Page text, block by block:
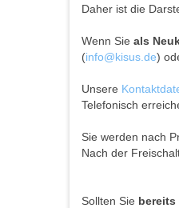
Daher ist die
Wenn Sie als
(info@kisus.de)
Unsere
Telefonisch
Sie werden nach
Nach der
Sollten Sie bereits